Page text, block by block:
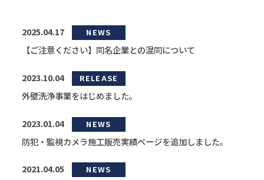
2025.04.17 NEWS
【ご注意ください】同名企業との混同について
2023.10.04 RELEASE
外壁洗浄事業をはじめました。
2023.01.04 NEWS
防犯・監視カメラ施工販売実績ページを追加しました。
2021.04.05 NEWS